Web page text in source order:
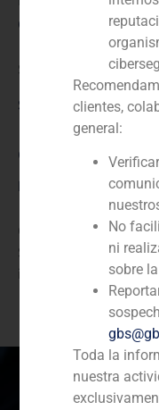
Cliente:
Samsung
Servicio / Sector
Corporate Finance
Descripción
GBS Finance actuó
Samsung en el
inversiones futuras
clientes,
general:
No
ni
sobre
Toda la
nuestra